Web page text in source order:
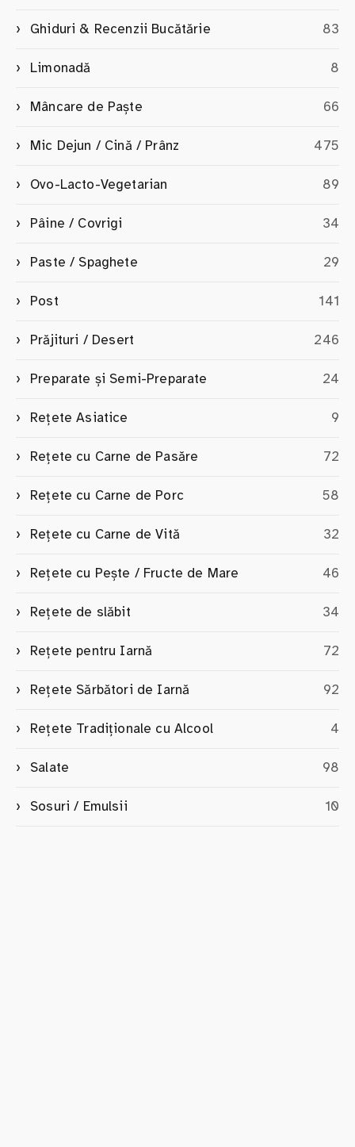
Ghiduri & Recenzii Bucătărie 83
Limonadă 8
Mâncare de Paște 66
Mic Dejun / Cină / Prânz 475
Ovo-Lacto-Vegetarian 89
Pâine / Covrigi 34
Paste / Spaghete 29
Post 141
Prăjituri / Desert 246
Preparate și Semi-Preparate 24
Rețete Asiatice 9
Rețete cu Carne de Pasăre 72
Rețete cu Carne de Porc 58
Rețete cu Carne de Vită 32
Rețete cu Pește / Fructe de Mare 46
Rețete de slăbit 34
Rețete pentru Iarnă 72
Rețete Sărbători de Iarnă 92
Rețete Tradiționale cu Alcool 4
Salate 98
Sosuri / Emulsii 10